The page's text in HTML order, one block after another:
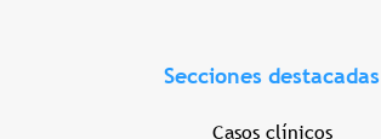
Secciones destacadas
Casos clínicos